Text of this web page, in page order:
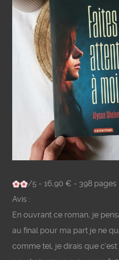
/5 - 16,90 € - 398 pages
Avis :
En ouvrant ce roman, je
au final pour ma part je ne
comme tel, je dirais que